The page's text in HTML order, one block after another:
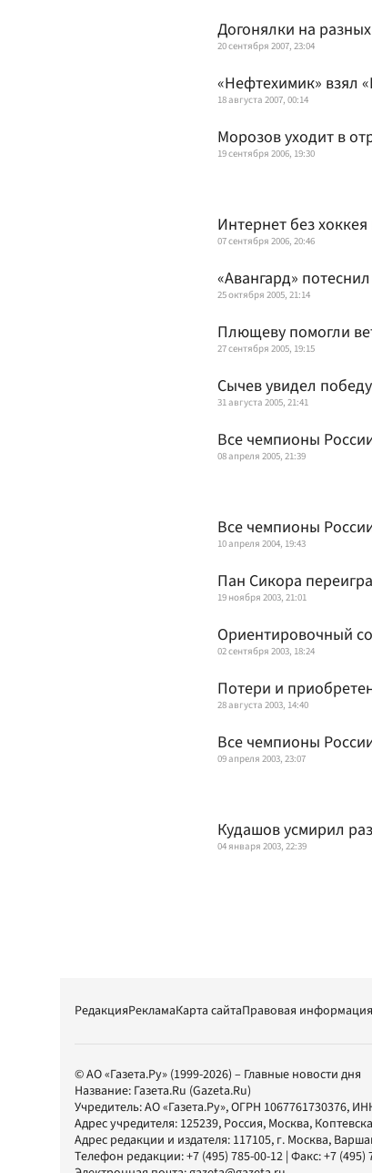
Догонялки на
20 сентября 2007, 23:04
«Нефтехимик» взял
18 августа 2007, 00:14
Морозов уходит в
19 сентября 2006, 19:30
Интернет без
07 сентября 2006, 20:46
«Авангард»
25 октября 2005, 21:14
Плющеву помогли
27 сентября 2005, 19:15
Сычев увидел
31 августа 2005, 21:41
Все чемпионы
08 апреля 2005, 21:39
Все чемпионы
10 апреля 2004, 19:43
Пан Сикора
19 ноября 2003, 21:01
Ориентировочный
02 сентября 2003, 18:24
Потери и
28 августа 2003, 14:40
Все чемпионы
09 апреля 2003, 23:07
Кудашов усмирил
04 января 2003, 22:39
РедакцияРекламаКарта сайтаПравовая информация
© АО «Газета.Ру» (1999-2026) – Главные новости дня
Название: Газета.Ru (Gazeta.Ru)
Учредитель:АО «Газета.Ру», ОГРН 1067761730376,
Адрес учредителя: 125239, Россия, Москва,
Адрес редакции и издателя: 117105, г. Москва,
Телефон редакции:+7 (495) 785-00-12 | Факс:+7 (495)